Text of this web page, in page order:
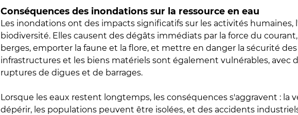
Conséquences des inondations sur la ressource en eau
Les inondations ont des impacts significatifs sur les activités
biodiversité. Elles causent des dégâts immédiats par la force du
berges, emporter la faune et la flore, et mettre en danger la sécurité des
infrastructures et les biens matériels sont également vulnérables, avec
ruptures de digues et de barrages.
Lorsque les eaux restent longtemps, les conséquences s'aggravent : la
dépérir, les populations peuvent être isolées, et des accidents